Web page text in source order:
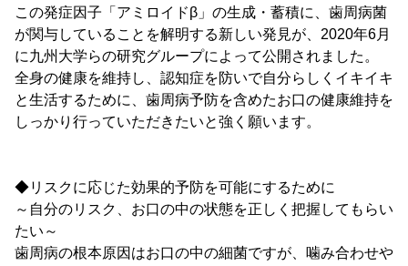
この発症因子「アミロイドβ」の生成・蓄積に、歯周病菌
が関与していることを解明する新しい発見が、2020年6月
に九州大学らの研究グループによって公開されました。
全身の健康を維持し、認知症を防いで自分らしくイキイキ
と生活するために、歯周病予防を含めたお口の健康維持を
しっかり行っていただきたいと強く願います。
◆リスクに応じた効果的予防を可能にするために
～自分のリスク、お口の中の状態を正しく把握してもらい
たい～
歯周病の根本原因はお口の中の細菌ですが、噛み合わせや